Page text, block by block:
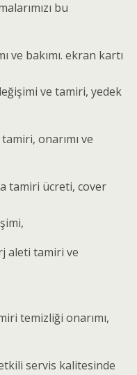
bu
ve bakımı. ekran kartı
ve tamiri, yedek
onarımı ve
tamiri ücreti, cover
aleti tamiri ve
temizliği onarımı,
servis kalitesinde